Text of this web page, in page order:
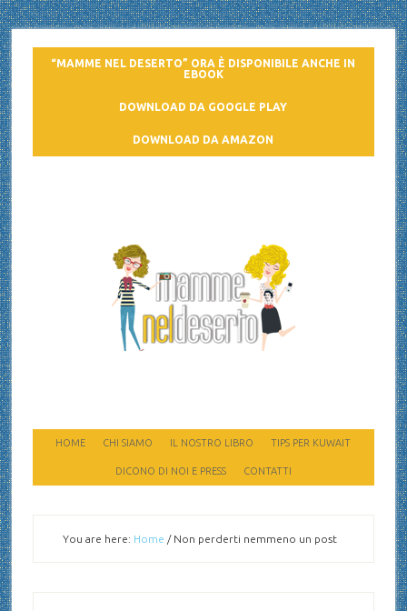
“MAMME NEL DESERTO” ORA È DISPONIBILE ANCHE IN
EBOOK
DOWNLOAD DA GOOGLE PLAY
DOWNLOAD DA AMAZON
HOME CHI SIAMO IL NOSTRO LIBRO TIPS PER KUWAIT
DICONO DI NOI E PRESS CONTATTI
You are here: Home /Non perderti nemmeno un post